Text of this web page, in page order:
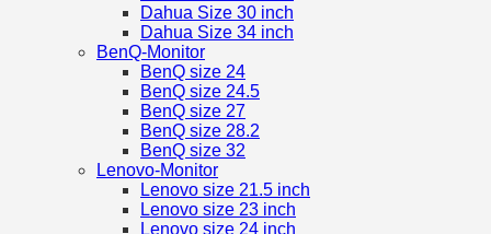
Dahua Size 30 inch
Dahua Size 34 inch
BenQ-Monitor
BenQ size 24
BenQ size 24.5
BenQ size 27
BenQ size 28.2
BenQ size 32
Lenovo-Monitor
Lenovo size 21.5 inch
Lenovo size 23 inch
Lenovo size 24 inch